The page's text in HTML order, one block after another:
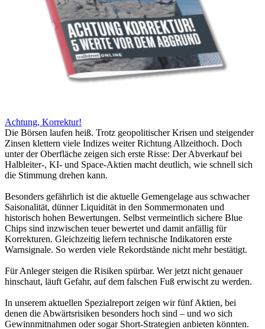
Achtung, Korrektur!
Die Börsen laufen heiß. Trotz geopolitischer Krisen und steigender
Zinsen klettern viele Indizes weiter Richtung Allzeithoch. Doch
unter der Oberfläche zeigen sich erste Risse: Der Abverkauf bei
Halbleiter-, KI- und Space-Aktien macht deutlich, wie schnell sich
die Stimmung drehen kann.
Besonders gefährlich ist die aktuelle Gemengelage aus schwacher
Saisonalität, dünner Liquidität in den Sommermonaten und
historisch hohen Bewertungen. Selbst vermeintlich sichere Blue
Chips sind inzwischen teuer bewertet und damit anfällig für
Korrekturen. Gleichzeitig liefern technische Indikatoren erste
Warnsignale. So werden viele Rekordstände nicht mehr bestätigt.
Für Anleger steigen die Risiken spürbar. Wer jetzt nicht genauer
hinschaut, läuft Gefahr, auf dem falschen Fuß erwischt zu werden.
In unserem aktuellen Spezialreport zeigen wir fünf Aktien, bei
denen die Abwärtsrisiken besonders hoch sind – und wo sich
Gewinnmitnahmen oder sogar Short-Strategien anbieten könnten.